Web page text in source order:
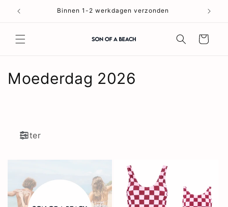
naar de
Binnen 1-2 werkdagen verzonden
Winkelwagen
C
t
Moederdag 2026
Filter